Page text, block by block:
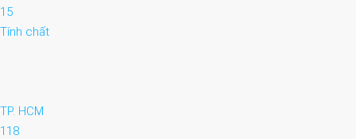
15
Tính chất
TP. HCM
118